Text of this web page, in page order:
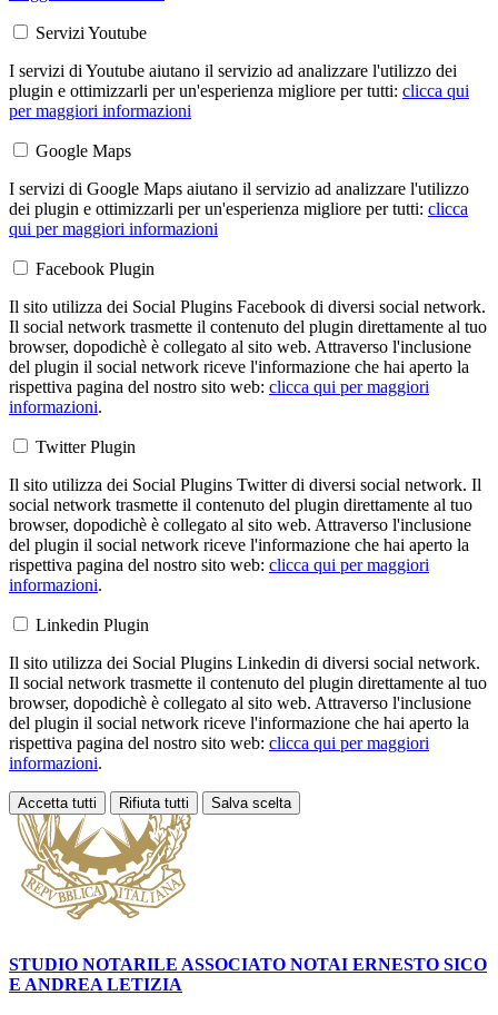
Servizi Youtube
I servizi di Youtube aiutano il servizio ad analizzare l'utilizzo dei
plugin e ottimizzarli per un'esperienza migliore per tutti: clicca qui
per maggiori informazioni
Google Maps
I servizi di Google Maps aiutano il servizio ad analizzare l'utilizzo
dei plugin e ottimizzarli per un'esperienza migliore per tutti: clicca
qui per maggiori informazioni
Facebook Plugin
Il sito utilizza dei Social Plugins Facebook di diversi social network.
Il social network trasmette il contenuto del plugin direttamente al tuo
browser, dopodichè è collegato al sito web. Attraverso l'inclusione
del plugin il social network riceve l'informazione che hai aperto la
rispettiva pagina del nostro sito web: clicca qui per maggiori
informazioni.
Twitter Plugin
Il sito utilizza dei Social Plugins Twitter di diversi social network. Il
social network trasmette il contenuto del plugin direttamente al tuo
browser, dopodichè è collegato al sito web. Attraverso l'inclusione
del plugin il social network riceve l'informazione che hai aperto la
rispettiva pagina del nostro sito web: clicca qui per maggiori
informazioni.
Linkedin Plugin
Il sito utilizza dei Social Plugins Linkedin di diversi social network.
Il social network trasmette il contenuto del plugin direttamente al tuo
browser, dopodichè è collegato al sito web. Attraverso l'inclusione
del plugin il social network riceve l'informazione che hai aperto la
rispettiva pagina del nostro sito web: clicca qui per maggiori
informazioni.
Accetta tutti Rifiuta tutti Salva scelta
Loading...
STUDIO NOTARILE ASSOCIATO NOTAI ERNESTO SICO
E ANDREA LETIZIA